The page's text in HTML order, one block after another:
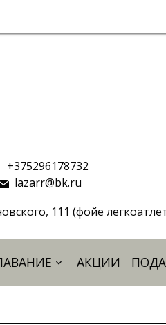
+375296178732
lazarr@bk.ru
111 (фойе
АКЦИИ